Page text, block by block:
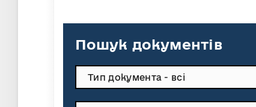
Пошук документів